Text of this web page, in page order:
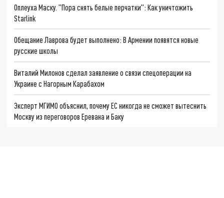
Оплеуха Маску. "Пора снять белые перчатки": Как уничтожить
Starlink
Обещание Лаврова будет выполнено: В Армении появятся новые
русские школы
Виталий Милонов сделал заявление о связи спецоперации на
Украине с Нагорным Карабахом
Эксперт МГИМО объяснил, почему ЕС никогда не сможет вытеснить
Москву из переговоров Еревана и Баку